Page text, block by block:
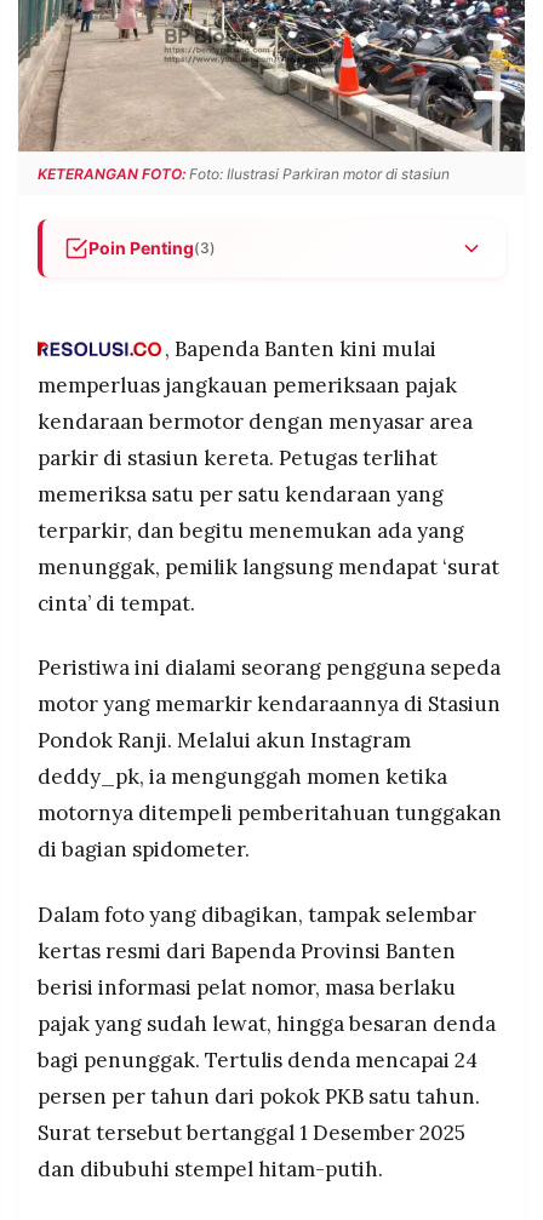
POLICY WARGA
INFORMASI
IKLAN
KIRIM
TULISAN
PENGADUAN TERM
OF
SERVICE
IKUTI
KAMI
©
RESOLUSI
PRAMUDITA
©
-
2026
PT.
RESOLUSI
PRAMUDITA
KETERANGAN FOTO: Foto: Ilustrasi Parkiran motor di stasiun
Poin Penting(3)
menempelkan pemberitahuan tunggakan atau
sosial, menunjukkan surat resmi berisi data pelat,
masa berlaku pajak, dan denda 24% per tahun.
Pemerintah daerah semakin gencar menarik
pajak kendaraan, termasuk lewat program
pemutihan dan penghapusan denda untuk
meningkatkan kepatuhan wajib pajak.
, Bapenda Banten kini mulai
memperluas jangkauan pemeriksaan pajak
kendaraan bermotor dengan menyasar area
parkir di stasiun kereta. Petugas terlihat
memeriksa satu per satu kendaraan yang
terparkir, dan begitu menemukan ada yang
menunggak, pemilik langsung mendapat ‘surat
cinta’ di tempat.
Peristiwa ini dialami seorang pengguna sepeda
motor yang memarkir kendaraannya di Stasiun
Pondok Ranji. Melalui akun Instagram
deddy_pk, ia mengunggah momen ketika
motornya ditempeli pemberitahuan tunggakan
di bagian spidometer.
Dalam foto yang dibagikan, tampak selembar
kertas resmi dari Bapenda Provinsi Banten
berisi informasi pelat nomor, masa berlaku
pajak yang sudah lewat, hingga besaran denda
bagi penunggak. Tertulis denda mencapai 24
persen per tahun dari pokok PKB satu tahun.
Surat tersebut bertanggal 1 Desember 2025
dan dibubuhi stempel hitam-putih.